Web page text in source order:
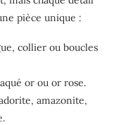
pièce unique :
collier ou boucles
or ou or rose.
amazonite,